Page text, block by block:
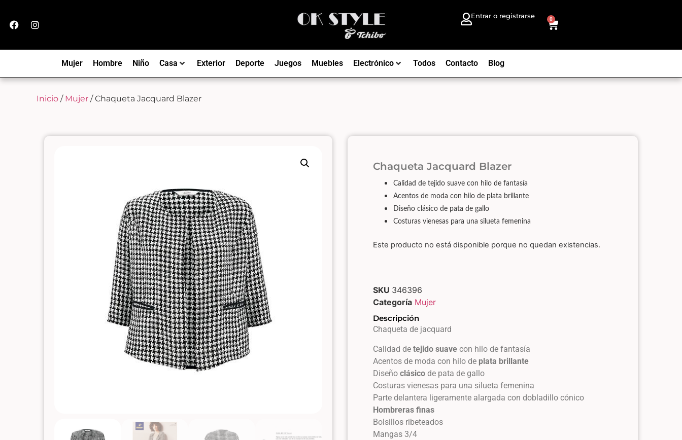
Entrar o registrarse 0
Mujer Hombre Niño Casa Exterior Deporte Juegos Muebles Electrónico Todos Contacto Blog
Inicio / Mujer / Chaqueta Jacquard Blazer
Chaqueta Jacquard Blazer
Calidad de tejido suave con hilo de fantasía
Acentos de moda con hilo de plata brillante
Diseño clásico de pata de gallo
Costuras vienesas para una silueta femenina
Este producto no está disponible porque no quedan existencias.
SKU 346396
Categoría Mujer
Descripción
Chaqueta de jacquard
Calidad detejidosuavecon hilo de fantasía
Acentos de moda con hilo de plata brillante
Diseñoclásicode pata de gallo
Costuras vienesas para una silueta femenina
Parte delantera ligeramente alargada con dobladillo cónico
Hombreras finas
Bolsillos ribeteados
Mangas 3/4